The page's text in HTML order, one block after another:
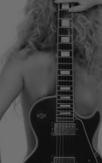
Schwarz-Weiß-LIEBE